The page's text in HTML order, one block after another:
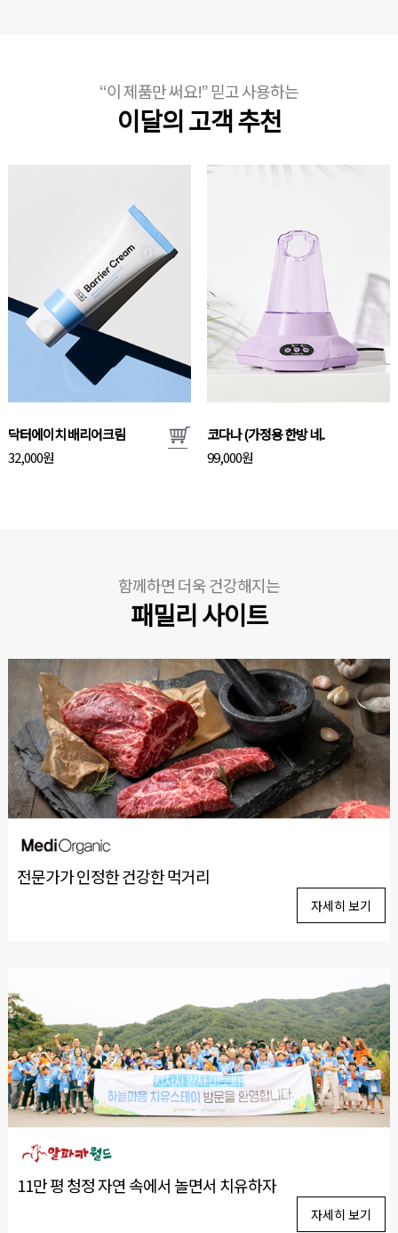
“이 제품만 써요!” 믿고 사용하는
이달의 고객 추천
닥터에이치 배리어크림
32,000원
코다나 (가정용 한방 네..
99,000원
함께하면 더욱 건강해지는
패밀리 사이트
전문가가 인정한 건강한 먹거리
자세히 보기
11만 평 청정 자연 속에서 놀면서 치유하자
자세히 보기